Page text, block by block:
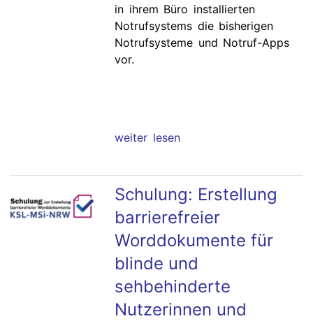
in ihrem Büro installierten
Notrufsystems die bisherigen
Notrufsysteme und Notruf-Apps
vor.
weiter lesen
Schulung: Erstellung
barrierefreier
Worddokumente für
blinde und
sehbehinderte
Nutzerinnen und